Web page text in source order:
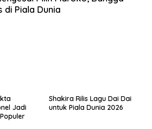
di Piala Dunia
Jadi
Shakira Rilis Lagu Dai Dai
untuk Piala Dunia 2026